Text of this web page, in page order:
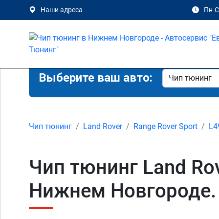
Наши адреса Пн-
Выберите ваш авто:
Чип тюнинг Land Rover Range Rover Sport
Чип тюнинг Land
Нижнем Новгороде.